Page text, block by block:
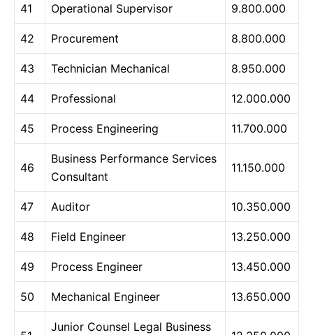
41 Operational Supervisor 9.800.000
42 Procurement 8.800.000
43 Technician Mechanical 8.950.000
44 Professional 12.000.000
45 Process Engineering 11.700.000
46
Business Performance Services
Consultant
11.150.000
47 Auditor 10.350.000
48 Field Engineer 13.250.000
49 Process Engineer 13.450.000
50 Mechanical Engineer 13.650.000
Junior Counsel Legal Business